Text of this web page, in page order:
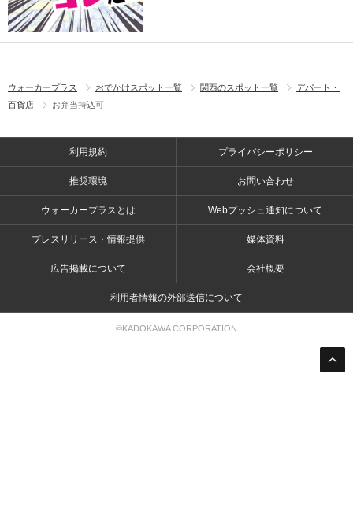
ウォーカープラス おでかけスポット一覧 関西のスポット一覧
デパート・
百貨店
お弁当持込可
利用規約 プライバシーポリシー
推奨環境 お問い合わせ
ウォーカープラスとは Webプッシュ通知について
プレスリリース・情報提供 媒体資料
広告掲載について 会社概要
利用者情報の外部送信について
©KADOKAWA CORPORATION